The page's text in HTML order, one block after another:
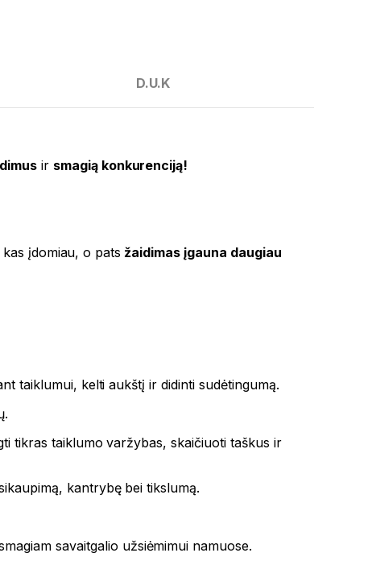
D.U.K
ir smagią konkurenciją!
įdomiau, o pats žaidimas įgauna daugiau
taiklumui, kelti aukštį ir didinti sudėtingumą.
tikras taiklumo varžybas, skaičiuoti taškus ir
kantrybę bei tikslumą.
savaitgalio užsiėmimui namuose.